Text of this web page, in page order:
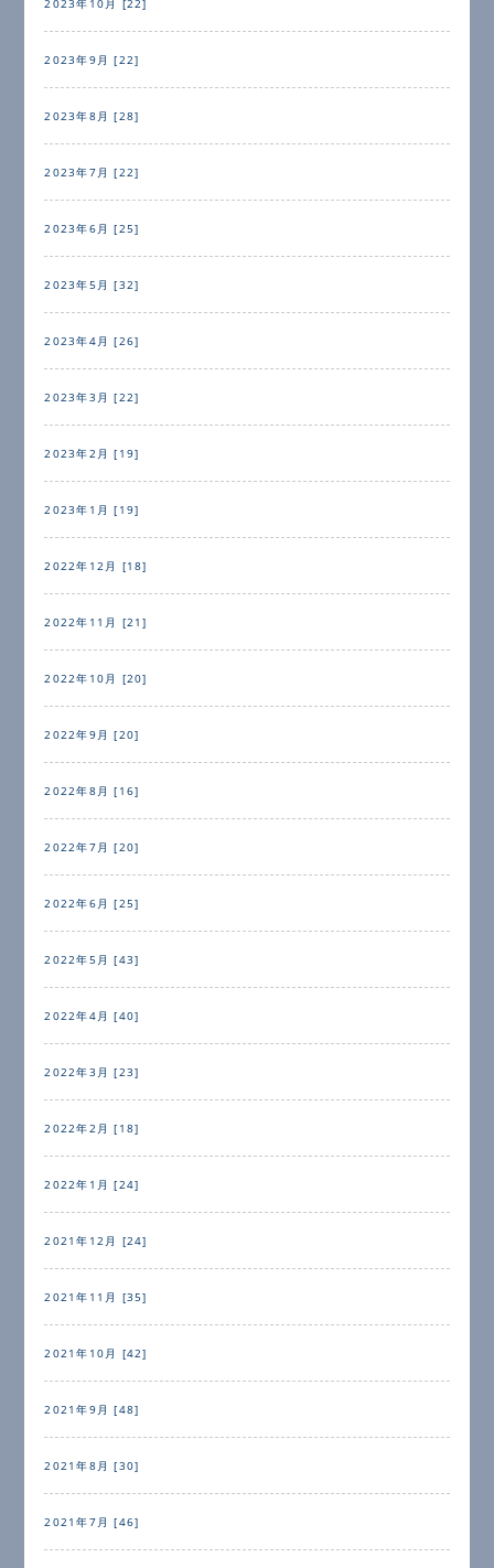
2023年9月 [22]
2023年8月 [28]
2023年7月 [22]
2023年6月 [25]
2023年5月 [32]
2023年4月 [26]
2023年3月 [22]
2023年2月 [19]
2023年1月 [19]
2022年12月 [18]
2022年11月 [21]
2022年10月 [20]
2022年9月 [20]
2022年8月 [16]
2022年7月 [20]
2022年6月 [25]
2022年5月 [43]
2022年4月 [40]
2022年3月 [23]
2022年2月 [18]
2022年1月 [24]
2021年12月 [24]
2021年11月 [35]
2021年10月 [42]
2021年9月 [48]
2021年8月 [30]
2021年7月 [46]